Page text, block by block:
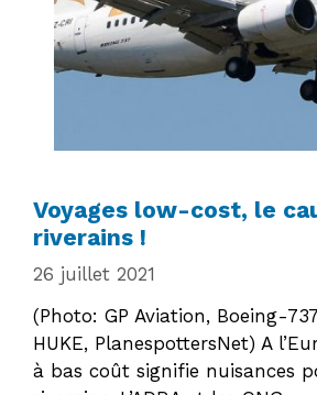
Voyages low-cost, le
riverains !
26 juillet 2021
(Photo: GP Aviation, Boeing-
HUKE, PlanespottersNet) A
à bas coût signifie nuisances